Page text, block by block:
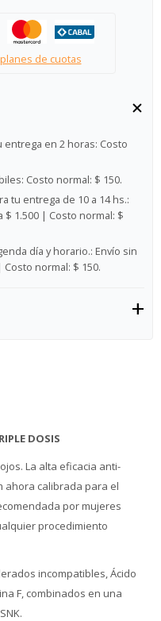
de cuotas
entrega en 2 horas: Costo
Costo normal: $ 150.
tu entrega de 10 a 14 hs.:
$ 1.500 | Costo normal: $
día y horario.: Envío sin
normal: $ 150.
DOSIS
La alta eficacia anti-
ahora calibrada para el
por mujeres
procedimiento
incompatibles, Ácido
F, combinados en una